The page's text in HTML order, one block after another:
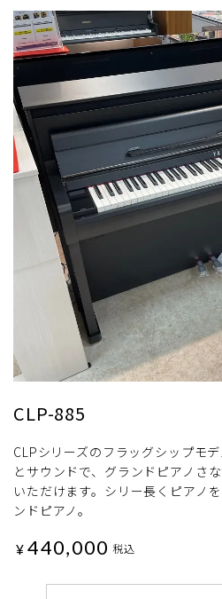
CLP-885
CLPシリーズのフラッグシップモ
とサウンドで、グランドピアノさ
いただけます。シリー長くピアノ
ンドピアノ。
¥ 440,000 税込